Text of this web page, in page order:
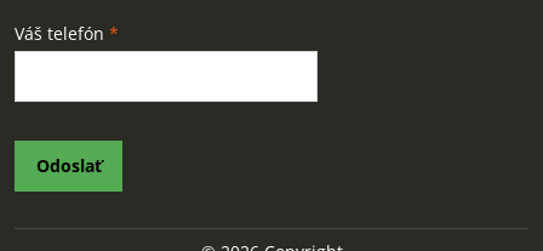
Váš telefón *
Odoslať